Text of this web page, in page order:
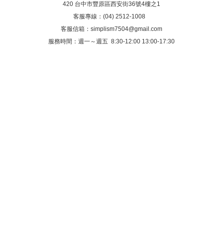
420 台中市豐原區西安街36號4樓之1
客服專線：(04) 2512-1008
客服信箱： simplism7504@gmail.com
服務時間：週一～週五 8:30-12:00 13:00-17:30